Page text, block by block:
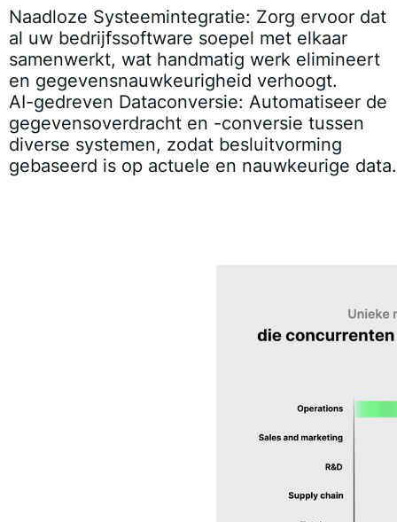
Naadloze Systeemintegratie: Zorg ervoor dat
al uw bedrijfssoftware soepel met elkaar
samenwerkt, wat handmatig werk elimineert
en gegevensnauwkeurigheid verhoogt.
AI-gedreven Dataconversie: Automatiseer de
gegevensoverdracht en -conversie tussen
diverse systemen, zodat besluitvorming
gebaseerd is op actuele en nauwkeurige data.